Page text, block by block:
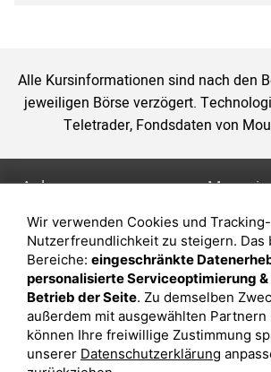
Alle Kursinformationen sind nach den
jeweiligen Börse verzögert.
Teletrader, Fondsdaten von
Anlage
Depot eröffnen
Depot vergleichen
Junior Depot
Top-Seller-Fonds
Top-Fonds
Magazin
Was sind
Sparplan
Was ist
Wir verwenden Cookies und
Nutzerfreundlichkeit zu steigern. Das
Bereiche: eingeschränkte
personalisierte Serviceoptimierung
Betrieb der Seite. Zu demselben
außerdem mit ausgewählten Partnern
können Ihre freiwillige Zustimmung
unserer Datenschutzerklärung